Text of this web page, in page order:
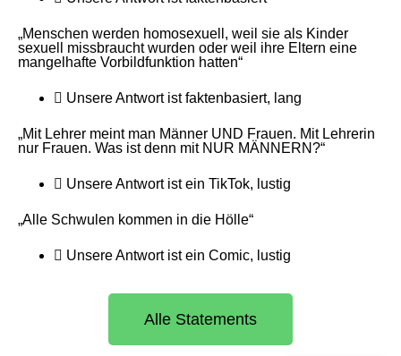
„Menschen werden homosexuell, weil sie als Kinder
sexuell missbraucht wurden oder weil ihre Eltern eine
mangelhafte Vorbildfunktion hatten“
Unsere Antwort ist faktenbasiert, lang
„Mit Lehrer meint man Männer UND Frauen. Mit Lehrerin
nur Frauen. Was ist denn mit NUR MÄNNERN?“
Unsere Antwort ist ein TikTok, lustig
„Alle Schwulen kommen in die Hölle“
Unsere Antwort ist ein Comic, lustig
Alle Statements